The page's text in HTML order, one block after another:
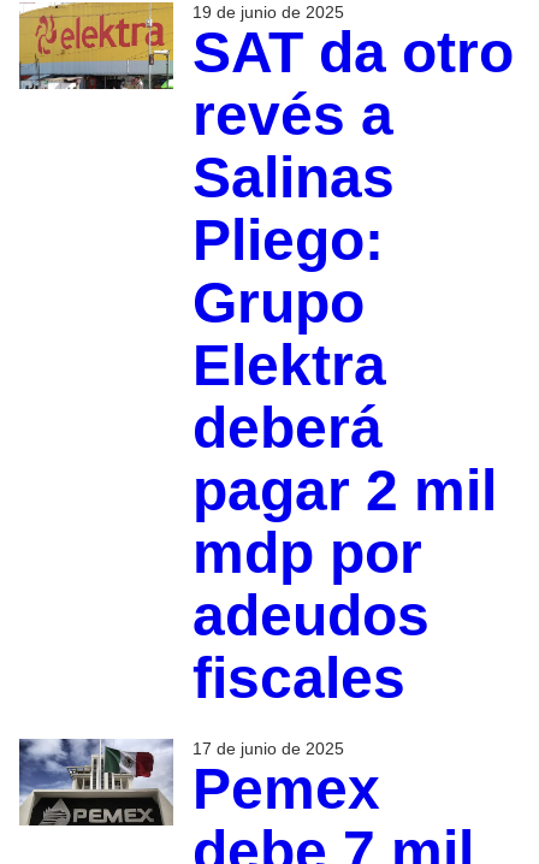
19 de junio de 2025
SAT da otro
revés a
Salinas
Pliego:
Grupo
Elektra
deberá
pagar 2 mil
mdp por
adeudos
fiscales
17 de junio de 2025
Pemex